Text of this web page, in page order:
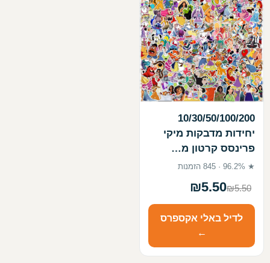
10/30/50/100/200
יחידות מדבקות מיקי
פרינסס קרטון מ…
★ 96.2% · 845 הזמנות
₪5.50₪5.50
לדיל באלי אקספרס
←